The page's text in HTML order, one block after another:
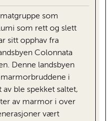
som
som rett og slett
sitt opphav fra
Colonnata
Denne landsbyen
i
ble spekket saltet,
av marmor i over
vært